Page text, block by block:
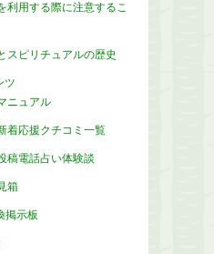
利用する際に注意するこ
スピリチュアルの歴史
ツ
ニュアル
着応援クチコミ一覧
稿電話占い体験談
箱
掲示板